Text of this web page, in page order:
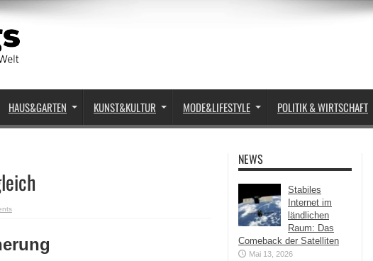
HAUS&GARTEN KUNST&KULTUR MODE&LIFESTYLE POLITIK & WIRTSCHAFT
NEWS
Stabiles
Internet im
ländlichen
Raum: Das
Comeback der Satelliten
Mai 13, 2026